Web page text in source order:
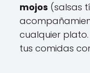
mojos (salsas
cualquier
tus comidas